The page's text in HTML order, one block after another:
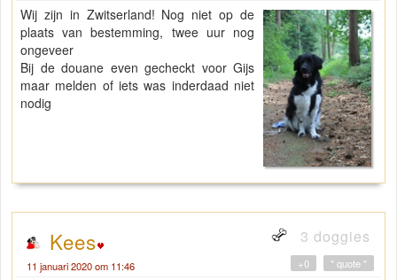
Wij zijn in Zwitserland! Nog niet op de
plaats van bestemming, twee uur nog
ongeveer
Bij de douane even gecheckt voor Gijs
maar melden of iets was inderdaad niet
nodig
Kees 3 doggies
11 januari 2020 om 11:46 " quote "
+0